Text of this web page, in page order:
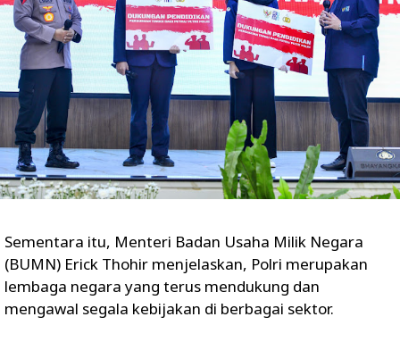
Sementara itu, Menteri Badan Usaha Milik Negara
(BUMN) Erick Thohir menjelaskan, Polri merupakan
lembaga negara yang terus mendukung dan
mengawal segala kebijakan di berbagai sektor.